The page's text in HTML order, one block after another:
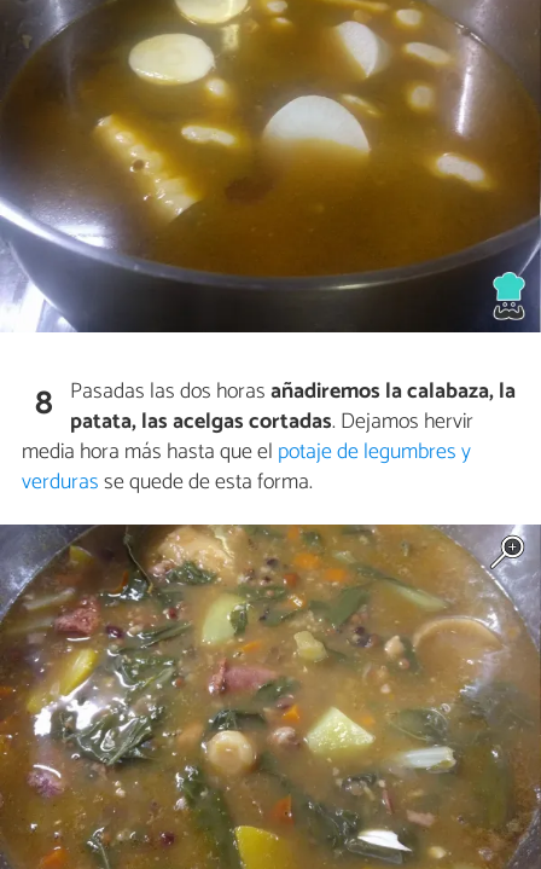
8 Pasadas las dos horasañadiremos la calabaza, la
patata, las acelgas cortadas. Dejamos hervir
media hora más hasta que el potaje de legumbres y
verdurasse quede de esta forma.